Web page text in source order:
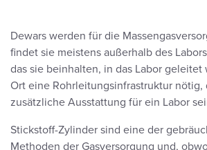
Dewars werden für die
findet sie meistens außerhalb des
das sie beinhalten, in das Labor geleitet
Ort eine Rohrleitungsinfrastruktur
zusätzliche Ausstattung für ein Labor
Stickstoff-Zylinder sind eine der
Methoden der Gasversorgung und,